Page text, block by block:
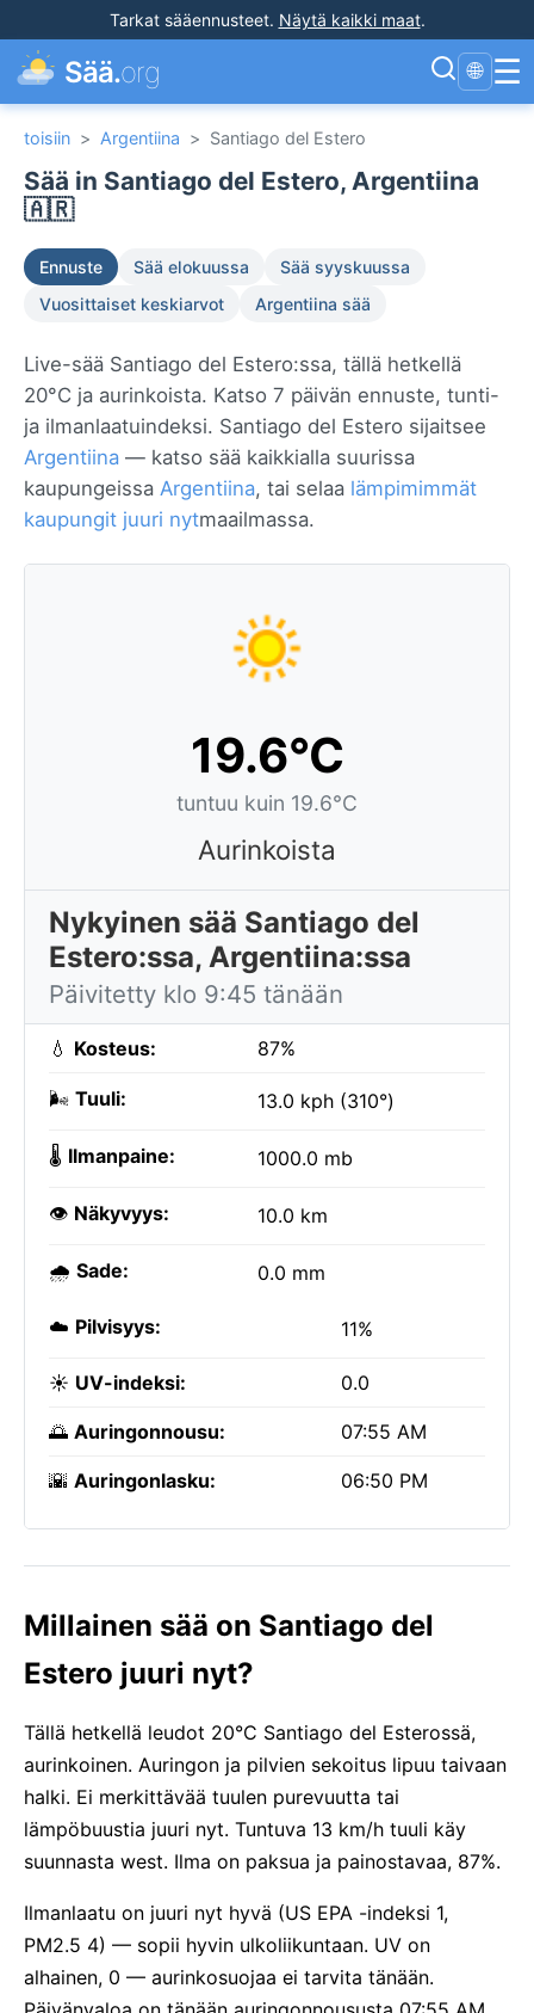
Tarkat sääennusteet. Näytä kaikki maat.
Sää.org 🌐 ☰
toisiin > Argentiina > Santiago del Estero
Sää in Santiago del Estero, Argentiina
🇦🇷
Ennuste Sää elokuussa
Sää syyskuussa
Vuosittaiset keskiarvot
Argentiina sää
Live-sää Santiago del Estero:ssa, tällä hetkellä
20°C ja aurinkoista. Katso 7 päivän ennuste, tunti-
ja ilmanlaatuindeksi. Santiago del Estero sijaitsee
Argentiina — katso sää kaikkialla suurissa
kaupungeissa Argentiina, tai selaa lämpimimmät
kaupungit juuri nytmaailmassa.
19.6°C
tuntuu kuin 19.6°C
Aurinkoista
Nykyinen sää Santiago del
Estero:ssa, Argentiina:ssa
Päivitetty klo 9:45 tänään
💧 Kosteus: 87%
🌬️ Tuuli: 13.0 kph (310°)
🌡️ Ilmanpaine: 1000.0 mb
👁️ Näkyvyys: 10.0 km
🌧️ Sade: 0.0 mm
☁️ Pilvisyys: 11%
☀️ UV-indeksi: 0.0
🌅 Auringonnousu: 07:55 AM
🌇 Auringonlasku: 06:50 PM
Millainen sää on Santiago del
Estero juuri nyt?
Tällä hetkellä leudot 20°C Santiago del Esterossä,
aurinkoinen. Auringon ja pilvien sekoitus lipuu taivaan
halki. Ei merkittävää tuulen purevuutta tai
lämpöbuustia juuri nyt. Tuntuva 13 km/h tuuli käy
suunnasta west. Ilma on paksua ja painostavaa, 87%.
Ilmanlaatu on juuri nyt hyvä (US EPA -indeksi 1,
PM2.5 4) — sopii hyvin ulkoliikuntaan. UV on
alhainen, 0 — aurinkosuojaa ei tarvita tänään.